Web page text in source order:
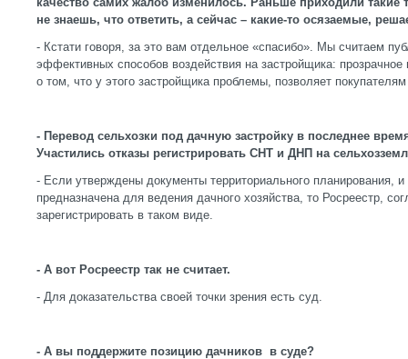
не знаешь, что ответить, а сейчас – какие-то осязаемые,
- Кстати говоря, за это вам отдельное «спасибо». Мы считаем
эффективных способов воздействия на застройщика:
о том, что у этого застройщика проблемы, позволяет
- Перевод сельхозки под дачную застройку в последнее
Участились отказы регистрировать СНТ и ДНП на
- Если утверждены документы территориального планирования,
предназначена для ведения дачного хозяйства, то Росреестр,
зарегистрировать в таком виде.
- А вот Росреестр так не считает.
- Для доказательства своей точки зрения есть суд.
- А вы поддержите позицию дачников в суде?